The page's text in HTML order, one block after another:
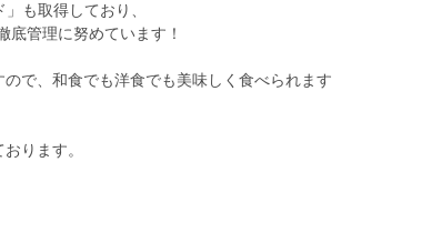
も取得しており、
底管理に努めています！
で、和食でも洋食でも美味しく食べられます
ります。